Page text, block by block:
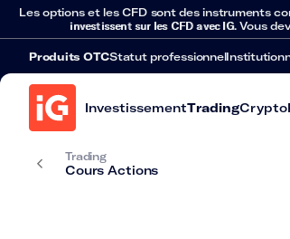
Les options et les CFD sont des instruments
investissent sur les CFD avec IG. Vous
Produits OTCStatut professionnel
InvestissementTradingCrypto
Trading
Cours Actions